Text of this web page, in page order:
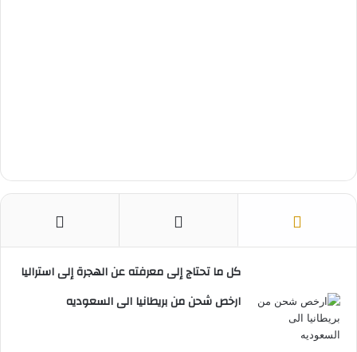
كل ما تحتاج إلى معرفته عن الهجرة إلى استراليا
ارخص شحن من بريطانيا الى السعوديه